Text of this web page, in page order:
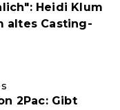
Heidi Klum
altes Casting-
2Pac: Gibt